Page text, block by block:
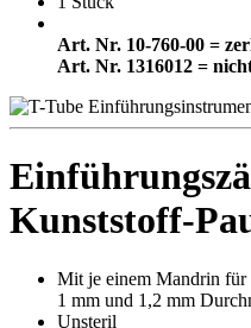
Art. Nr. 10-760-00 =
Art. Nr. 1316012 =
Kunststoff-
Mit je einem Mandrin für
1 mm und 1,2 mm
Unsteril